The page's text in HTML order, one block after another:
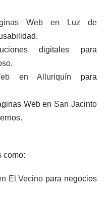
Web en Luz de
digitales para
.
en Alluriquín para
Web en San Jacinto
como:
El Vecino para negocios